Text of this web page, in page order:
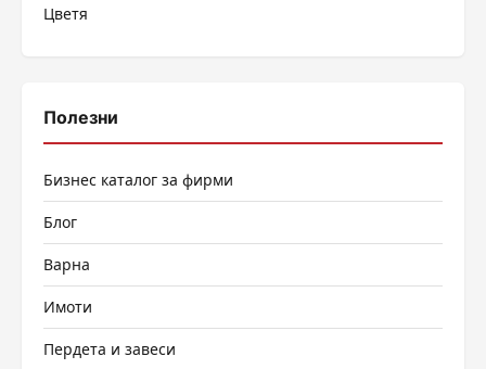
Цветя
Полезни
Бизнес каталог за фирми
Блог
Варна
Имоти
Пердета и завеси